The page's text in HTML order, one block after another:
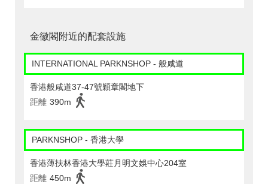
金徽閣附近的配套設施
INTERNATIONAL PARKNSHOP - 般咸道
香港般咸道37-47號穎章閣地下
距離 390m
PARKNSHOP - 香港大學
香港薄扶林香港大學莊月明文娛中心204室
距離 450m